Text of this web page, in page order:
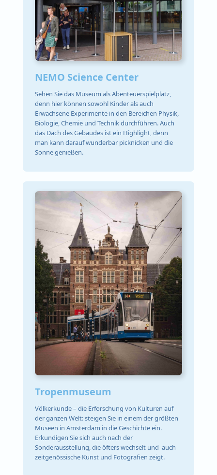
NEMO Science Center
Sehen Sie das Museum als Abenteuerspielplatz,
denn hier können sowohl Kinder als auch
Erwachsene Experimente in den Bereichen Physik,
Biologie, Chemie und Technik durchführen. Auch
das Dach des Gebäudes ist ein Highlight, denn
man kann darauf wunderbar picknicken und die
Sonne genießen.
Tropenmuseum
Völkerkunde – die Erforschung von Kulturen auf
der ganzen Welt: steigen Sie in einem der größten
Museen in Amsterdam in die Geschichte ein.
Erkundigen Sie sich auch nach der
Sonderausstellung, die öfters wechselt und auch
zeitgenössische Kunst und Fotografien zeigt.